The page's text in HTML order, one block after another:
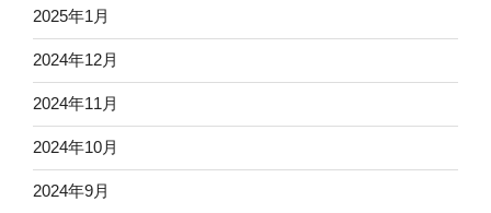
2025年1月
2024年12月
2024年11月
2024年10月
2024年9月